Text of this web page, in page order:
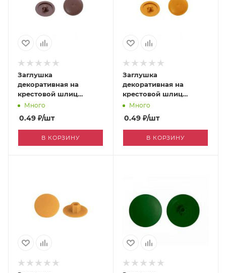
Заглушка
декоративная на
крестовой шлиц
махагон [0001712]
Много
0.49 ₽/шт
В КОРЗИНУ
Заглушка
декоративная на
крестовой шлиц
светло-бежевый
[0008020]
Много
0.49 ₽/шт
В КОРЗИНУ